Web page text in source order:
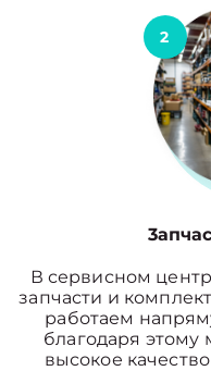
2
В сервисном
запчасти и
работаем
благодаря
высокое